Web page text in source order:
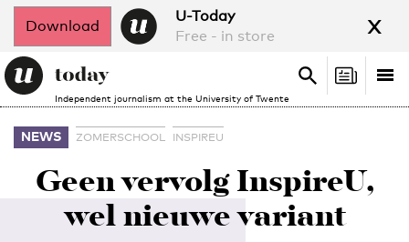
Download
U-Today
Free - in store
x
Independent journalism at the University of Twente
Search
Search
NEWS ZOMERSCHOOL INSPIREU
Geen vervolg InspireU,
wel nieuwe variant